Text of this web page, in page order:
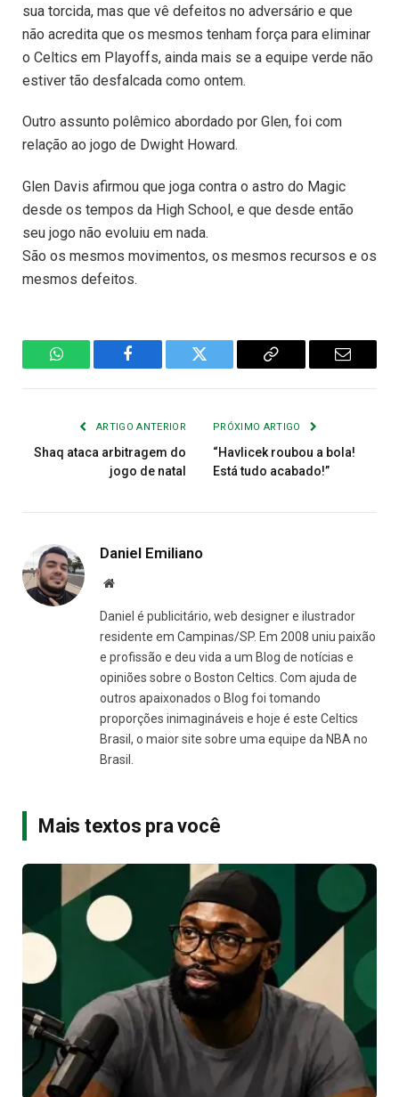
sua torcida, mas que vê defeitos no adversário e que
não acredita que os mesmos tenham força para eliminar
o Celtics em Playoffs, ainda mais se a equipe verde não
estiver tão desfalcada como ontem.
Outro assunto polêmico abordado por Glen, foi com
relação ao jogo de Dwight Howard.
Glen Davis afirmou que joga contra o astro do Magic
desde os tempos da High School, e que desde então
seu jogo não evoluiu em nada.
São os mesmos movimentos, os mesmos recursos e os
mesmos defeitos.
WhatsAppFacebook Twitter
Copiar
E-
ARTIGO ANTERIOR
Shaq ataca arbitragem do
jogo de natal
PRÓXIMO ARTIGO
“Havlicek roubou a bola!
Está tudo acabado!”
Daniel Emiliano
Site
Daniel é publicitário, web designer e ilustrador
residente em Campinas/SP. Em 2008 uniu paixão
e profissão e deu vida a um Blog de notícias e
opiniões sobre o Boston Celtics. Com ajuda de
outros apaixonados o Blog foi tomando
proporções inimagináveis e hoje é este Celtics
Brasil, o maior site sobre uma equipe da NBA no
Brasil.
Mais textos pra você